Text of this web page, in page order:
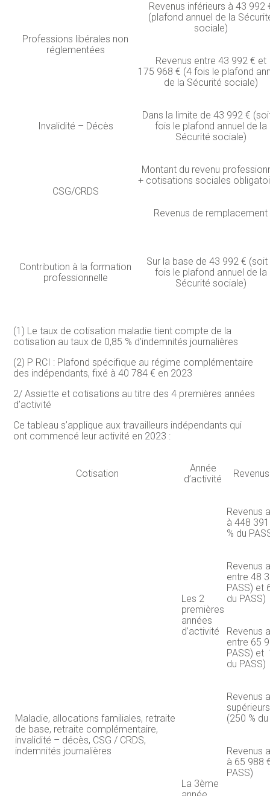
Professions libérales non
réglementées
Revenus inférieurs à 43 992
(plafond annuel de la
sociale)
Revenus entre 43 992 € et
175 968 € (4 fois le plafond
de la Sécurité sociale)
Invalidité – Décès
Dans la limite de 43 992 €
fois le plafond annuel de la
Sécurité sociale)
CSG/CRDS
Montant du revenu
+ cotisations sociales
Revenus de remplacement
Contribution à la formation
professionnelle
Sur la base de 43 992 € (soit
fois le plafond annuel de la
Sécurité sociale)
(1) Le taux de cotisation maladie tient compte de la
cotisation au taux de 0,85 % d’indemnités journalières
(2) P RCI : Plafond spécifique au régime complémentaire
des indépendants, fixé à 40 784 € en 2023
2/ Assiette et cotisations au titre des 4 premières années
d’activité
Ce tableau s’applique aux travailleurs indépendants qui
ont commencé leur activité en 2023 :
Cotisation
Année
d’activité
Maladie, allocations familiales, retraite
de base, retraite complémentaire,
invalidité – décès, CSG / CRDS,
indemnités journalières
Les 2
premières
années
d’activité
Revenus
à 448
% du
Revenus
entre 48
PASS) et
du PASS)
Revenus
entre 65
PASS) et
du PASS)
Revenus
(250 %
La 3ème
Revenus
à 65 988
PASS)